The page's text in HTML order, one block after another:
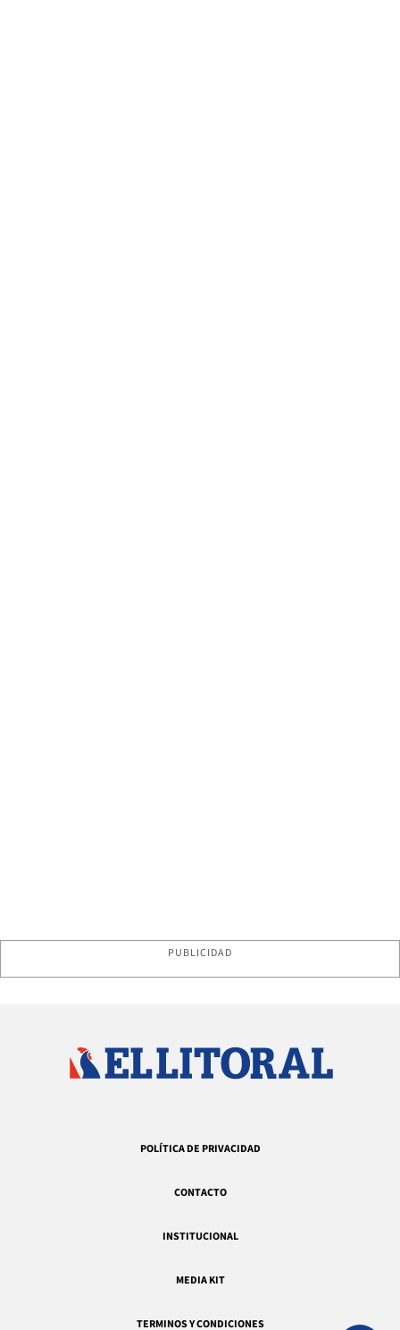
PUBLICIDAD
POLÍTICA DE PRIVACIDAD
CONTACTO
INSTITUCIONAL
MEDIA KIT
TERMINOS Y CONDICIONES